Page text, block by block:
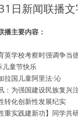
日新闻联播文
播主要内容：
英学校考察时强调争当
儿童节快乐
拉国儿童阿里法·沁
：为强国建设民族复
转化创新性发展纪实
重实践建新功】同学共